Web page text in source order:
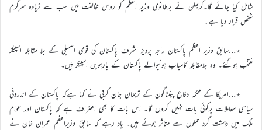
شامل کیا جائے گا۔کریملن نے برطانوی وزیر اعظم کو روس مخالفت میں سب سے زیادہ سرگرم
شخص قرار دیا ہے۔
٭…سابق وزیر اعظم پاکستان راجہ پرویز اشرف پاکستان کی قومی اسمبلی کے بلا مقابلہ اسپیکر
منتخب ہوگئے۔ وہ بلامقابلہ کامیاب ہونیوالے پاکستان کے بارہویں اسپیکر ہیں۔
٭…امریکا کے محکمہ دفاع پینٹاگون کے ترجمان جان کربی نے کہا ہےکہ پاکستان کے اندرونی
سیاسی معاملات پرکوئی بات نہیں کروں گا۔ اس بات کا بھی اعتراف ہے کہ پاکستان اور عوام
ملک میں دہشت گرد حملوں سے متاثر ہوئے ہیں۔ یاد رہے کہ سابق وزیراعظم عمران خان نے